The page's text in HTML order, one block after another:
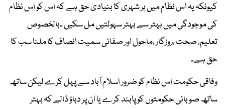
کیونکہ یہ اس نظام میں ہر شہری کا بنیادی حق ہے کہ اس کو اس نظام
کی موجودگی میں بہتر سے بہتر سہولتیں مل سکیں ۔بالخصوص
تعلیم، صحت ،روزگار ،ماحول اور صفائی سمیت انصاف کا ملنا سب کا
حق ہے۔
وفاقی حکومت اس نظام کو ضرور اسلام آباد سے پہل کرے لیکن ساتھ
ساتھ صوبائی حکومتوں کو پابند کرے یا ان پر دباؤ ڈالے کہ بہتر